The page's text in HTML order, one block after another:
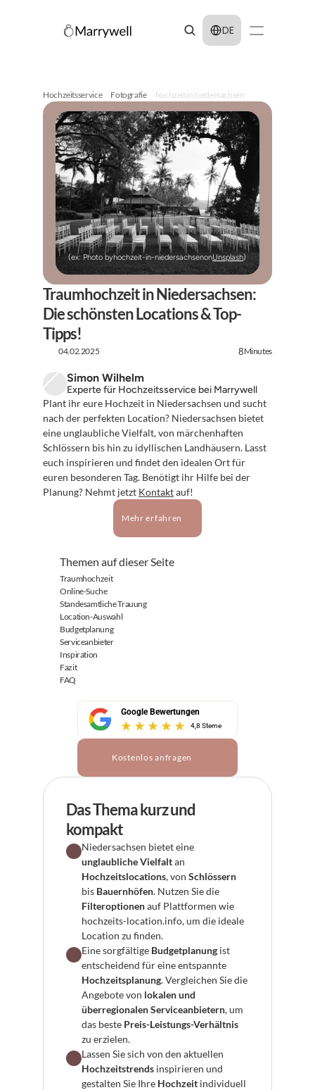
Select Language
DE
Hochzeitsservice Fotografie hochzeit in niedersachsen
(ex: Photo byhochzeit-in-niedersachsenonUnsplash)
Traumhochzeit in Niedersachsen:
Die schönsten Locations & Top-
Tipps!
04.02.2025 8Minutes
Simon Wilhelm
Experte für Hochzeitsservice bei Marrywell
Plant ihr eure Hochzeit in Niedersachsen und sucht
nach der perfekten Location? Niedersachsen bietet
eine unglaubliche Vielfalt, von märchenhaften
Schlössern bis hin zu idyllischen Landhäusern. Lasst
euch inspirieren und findet den idealen Ort für
euren besonderen Tag. Benötigt ihr Hilfe bei der
Planung? Nehmt jetzt Kontakt auf!
Mehr erfahren
Themen auf dieser Seite
Traumhochzeit
Online-Suche
Standesamtliche Trauung
Location-Auswahl
Budgetplanung
Serviceanbieter
Inspiration
Fazit
FAQ
Google Bewertungen
4,8 Sterne
Kostenlos anfragen
Das Thema kurz und
kompakt
unglaubliche Vielfalt
Hochzeitslocations, von Schlössern
bis Bauernhöfen
Filteroptionen auf Plattformen wie
hochzeits-location.info, um die ideale
Location zu finden.
Eine sorgfältige Budgetplanung ist
Hochzeitsplanung. Vergleichen Sie die
Angebote von lokalen und
überregionalen Serviceanbietern, um
das beste Preis-Leistungs-Verhältnis
zu erzielen.
Hochzeitstrends inspirieren und
gestalten Sie Ihre Hochzeit individuell